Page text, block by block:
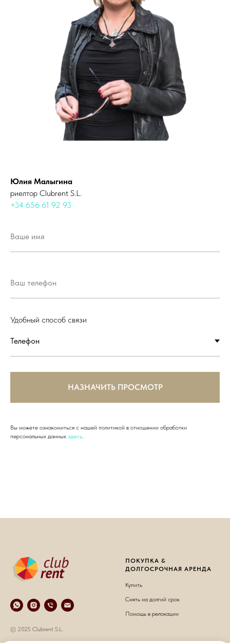
Юлия Малыгина
риелтор Clubrent S.L.
+34 656 61 92 93
Удобный способ связи
НАЗНАЧИТЬ ПРОСМОТР
Вы можете ознакомиться с нашей политикой в отношении обработки
персональных данных здесь.
© 2025 Clubrent S.L.
ПОКУПКА &
ДОЛГОСРОЧНАЯ АРЕНДА
Купить
Снять на долгий срок
Помощь в релокации